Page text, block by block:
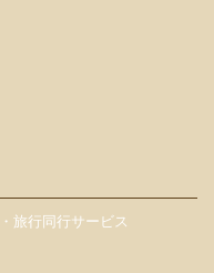
旅行同行サービス